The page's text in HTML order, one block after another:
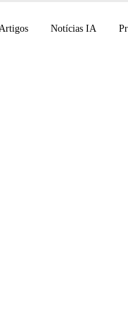
Artigos Notícias IA